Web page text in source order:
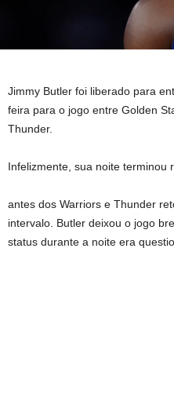
Jimmy Butler foi liberado para
feira para o jogo entre Golden
Thunder.
Infelizmente, sua noite terminou
antes dos Warriors e Thunder
intervalo. Butler deixou o jogo
status durante a noite era